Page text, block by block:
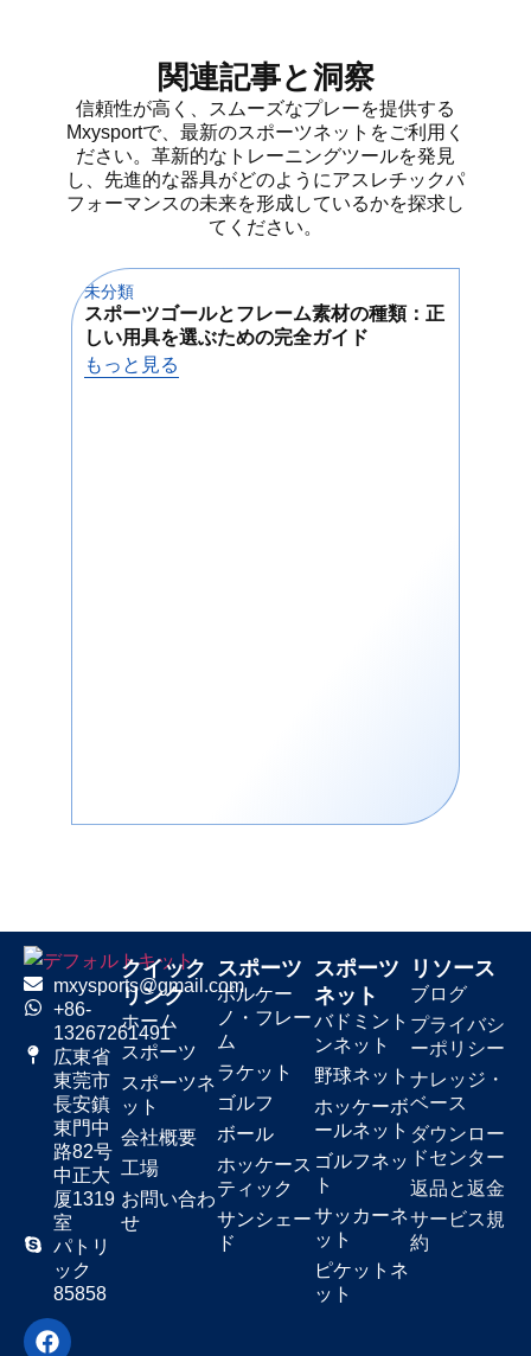
くさんの種類の中から選ぶことが
できます。
ピンポン玉の種
類
り、それぞれ異なる目的で設計さ
れている。トレーニング用ピンポ
ン玉は練習用で長持ちします。ト
ーナメント用のピンポン玉は高品
ボ
ベス
星
素材
ト
レ
ー
ニ
ン
グ
用
ピ
ン
日々
の練
習
つ
プラス
チック
関連記事と洞察
信頼性が高く、スムーズなプレーを提供する
Mxysportで、最新のスポーツネットをご利用く
ださい。革新的なトレーニングツールを発見
し、先進的な器具がどのようにアスレチックパ
フォーマンスの未来を形成しているかを探求し
てください。
未分類
スポーツゴールとフレーム素材の種類：正
しい用具を選ぶための完全ガイド
もっと見る
mxysports@gmail.com
+86-
13267261491
広東省
東莞市
長安鎮
東門中
路82号
中正大
厦1319
室
パトリ
ック
85858
クイック
リンク
ホーム
スポーツ
スポーツネ
ット
会社概要
工場
お問い合わ
せ
スポーツ
ボルケー
ノ・フレー
ム
ラケット
ゴルフ
ボール
ホッケース
ティック
サンシェー
ド
スポーツ
ネット
バドミント
ンネット
野球ネット
ホッケーボ
ールネット
ゴルフネッ
ト
サッカーネ
ット
ピケットネ
ット
リソース
ブログ
プライバシ
ーポリシー
ナレッジ・
ベース
ダウンロー
ドセンター
返品と返金
サービス規
約